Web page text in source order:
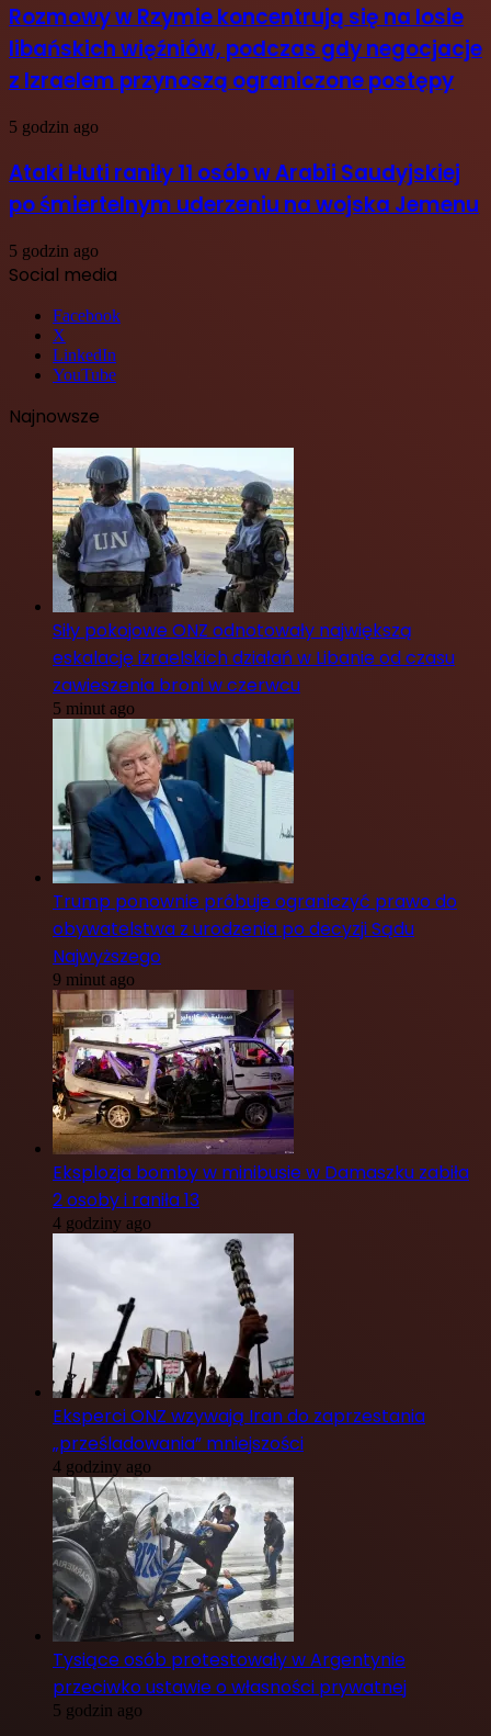
Rozmowy w Rzymie koncentrują się na losie
libańskich więźniów, podczas gdy negocjacje
z Izraelem przynoszą ograniczone postępy
5 godzin ago
Ataki Huti raniły 11 osób w Arabii Saudyjskiej
po śmiertelnym uderzeniu na wojska Jemenu
5 godzin ago
Social media
Facebook
X
LinkedIn
YouTube
Najnowsze
Siły pokojowe ONZ odnotowały największą
eskalację izraelskich działań w Libanie od czasu
zawieszenia broni w czerwcu
5 minut ago
Trump ponownie próbuje ograniczyć prawo do
obywatelstwa z urodzenia po decyzji Sądu
Najwyższego
9 minut ago
Eksplozja bomby w minibusie w Damaszku zabiła
2 osoby i raniła 13
4 godziny ago
Eksperci ONZ wzywają Iran do zaprzestania
„prześladowania” mniejszości
4 godziny ago
Tysiące osób protestowały w Argentynie
przeciwko ustawie o własności prywatnej
5 godzin ago